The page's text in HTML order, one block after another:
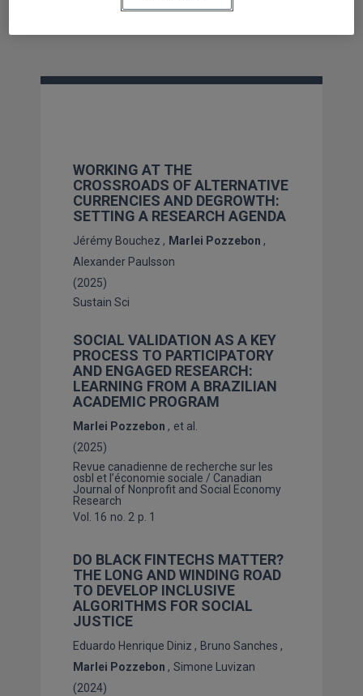
WORKING AT THE
CROSSROADS OF ALTERNATIVE
CURRENCIES AND DEGROWTH:
SETTING A RESEARCH AGENDA
Jérémy Bouchez
Marlei Pozzebon
Alexander Paulsson
(2025)
Sustain Sci
SOCIAL VALIDATION AS A KEY
PROCESS TO PARTICIPATORY
AND ENGAGED RESEARCH:
LEARNING FROM A BRAZILIAN
ACADEMIC PROGRAM
Marlei Pozzebon
et al.
(2025)
Revue canadienne de recherche sur les
osbl et l’économie sociale / Canadian
Journal of Nonprofit and Social Economy
Research
Vol. 16 no. 2 p. 1
DO BLACK FINTECHS MATTER?
THE LONG AND WINDING ROAD
TO DEVELOP INCLUSIVE
ALGORITHMS FOR SOCIAL
JUSTICE
Eduardo Henrique Diniz
Bruno Sanches
Marlei Pozzebon
Simone Luvizan
(2024)